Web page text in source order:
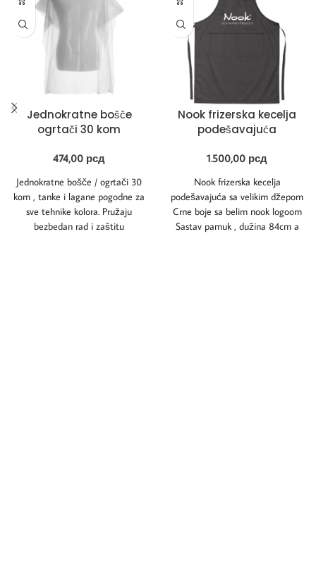
Jednokratne bošče
ogrtači 30 kom
474,00 рсд
Jednokratne bošče / ogrtači 30
kom , tanke i lagane pogodne za
sve tehnike kolora. Pružaju
bezbedan rad i zaštitu
Nook frizerska kecelja
podešavajuća
1.500,00 рсд
Nook frizerska kecelja
podešavajuća sa velikim džepom
Crne boje sa belim nook logoom
Sastav pamuk , dužina 84cm a